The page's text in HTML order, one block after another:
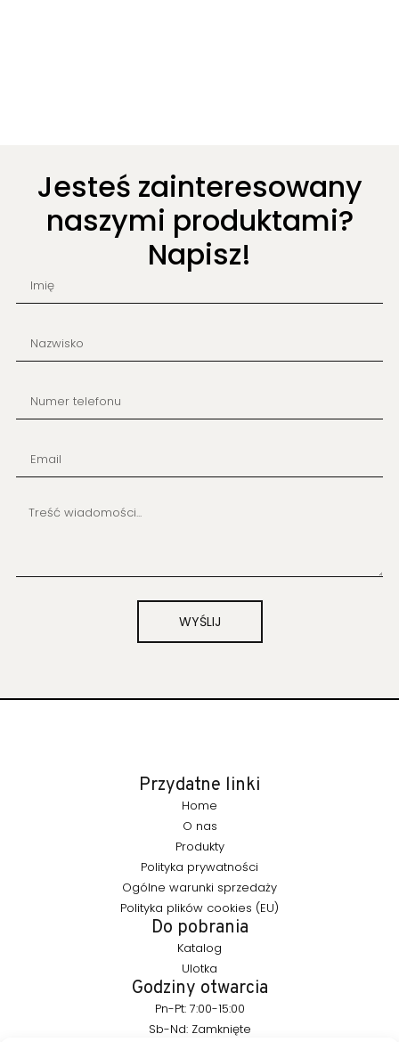
Jesteś zainteresowany
naszymi produktami?
Napisz!
WYŚLIJ
Przydatne linki
Home
O nas
Produkty
Polityka prywatności
Ogólne warunki sprzedaży
Polityka plików cookies (EU)
Do pobrania
Katalog
Ulotka
Godziny otwarcia
Pn-Pt: 7:00-15:00
Sb-Nd: Zamknięte